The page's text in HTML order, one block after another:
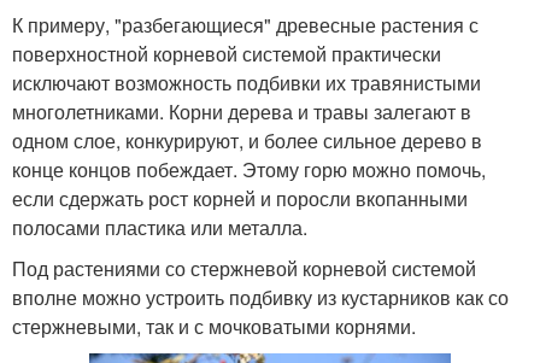
К примеру, "разбегающиеся" древесные растения с
поверхностной корневой системой практически
исключают возможность подбивки их травянистыми
многолетниками. Корни дерева и травы залегают в
одном слое, конкурируют, и более сильное дерево в
конце концов побеждает. Этому горю можно помочь,
если сдержать рост корней и поросли вкопанными
полосами пластика или металла.
Под растениями со стержневой корневой системой
вполне можно устроить подбивку из кустарников как со
стержневыми, так и с мочковатыми корнями.